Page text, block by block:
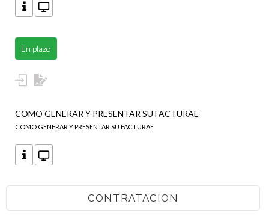
En plazo
COMO GENERAR Y PRESENTAR SU FACTURAE
COMO GENERAR Y PRESENTAR SU FACTURAE
CONTRATACION